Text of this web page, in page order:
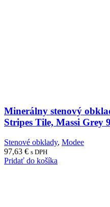
Minerálny stenový
Stripes Tile, Massi Grey
Stenové obklady, Modee
97,63 € s DPH
Pridať do košíka